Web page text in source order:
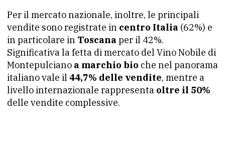
Per il mercato nazionale, inoltre, le principali
vendite sono registrate in centro Italia (62%) e
in particolare in Toscana per il 42%.
Significativa la fetta di mercato del Vino Nobile di
Montepulciano a marchio bio che nel panorama
italiano vale il 44,7% delle vendite, mentre a
livello internazionale rappresenta oltre il 50%
delle vendite complessive.